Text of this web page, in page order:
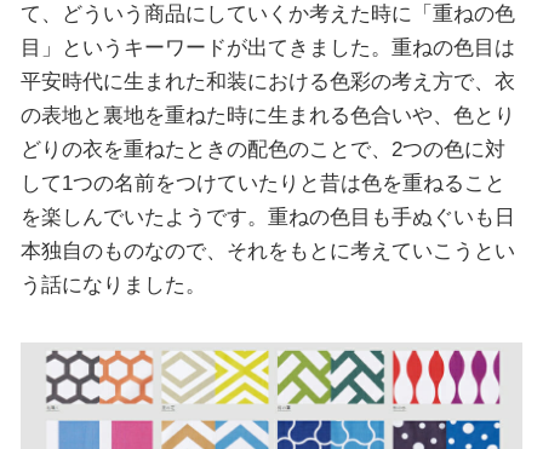
て、どういう商品にしていくか考えた時に「重ねの色
目」というキーワードが出てきました。重ねの色目は
平安時代に生まれた和装における色彩の考え方で、衣
の表地と裏地を重ねた時に生まれる色合いや、色とり
どりの衣を重ねたときの配色のことで、2つの色に対
して1つの名前をつけていたりと昔は色を重ねること
を楽しんでいたようです。重ねの色目も手ぬぐいも日
本独自のものなので、それをもとに考えていこうとい
う話になりました。